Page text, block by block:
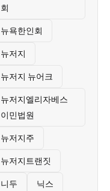
회
뉴욕한인회
뉴저지
뉴저지 뉴어크
뉴저지엘리자베스
이민법원
뉴저지주
뉴저지트랜짓
니두 닉스